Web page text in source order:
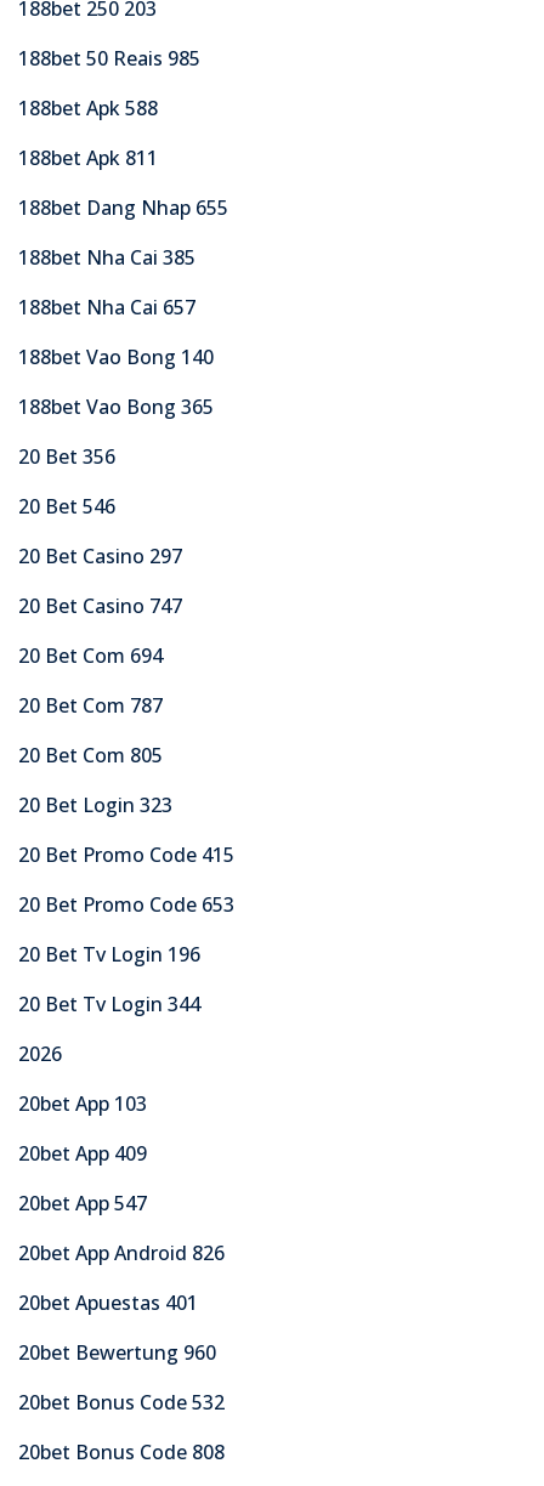
188bet 250 203
188bet 50 Reais 985
188bet Apk 588
188bet Apk 811
188bet Dang Nhap 655
188bet Nha Cai 385
188bet Nha Cai 657
188bet Vao Bong 140
188bet Vao Bong 365
20 Bet 356
20 Bet 546
20 Bet Casino 297
20 Bet Casino 747
20 Bet Com 694
20 Bet Com 787
20 Bet Com 805
20 Bet Login 323
20 Bet Promo Code 415
20 Bet Promo Code 653
20 Bet Tv Login 196
20 Bet Tv Login 344
2026
20bet App 103
20bet App 409
20bet App 547
20bet App Android 826
20bet Apuestas 401
20bet Bewertung 960
20bet Bonus Code 532
20bet Bonus Code 808